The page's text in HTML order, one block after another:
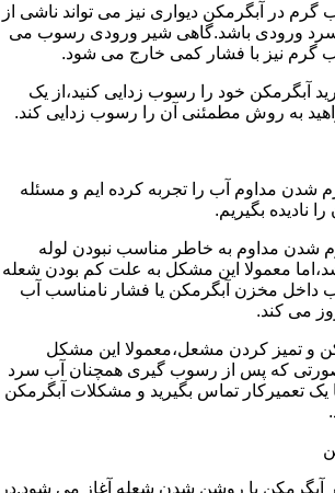
در آبگرمکن دیواری نیز می تواند ناشی از
ورودی باشد.گاهی شیر ورودی رسوب می
گرم نیز با فشار کمی خارج می شود.
آبگرمکن خود را رسوب زدایی کنید،از یک
به روش مطمئنی آن را رسوب زدایی کند.
شدن مداوم آب را تجربه کرده ایم و مسئله
نادیده بگیریم.
مداوم به خاطر مناسب نبودن لوله
معمولا این مشکل به علت کم بودن شعله
داخل مخزن آبگرمکن یا فشار نامناسب آب
می کند.
و تمیز کردن مشعل،معمولا این مشکل
که پس از رسوب گیری همچنان آب سرد
یک تعمیرکار تماس بگیرید و مشکلات آبگرمکن
آبگرمکن با روشن شدن شعله آغاز می شود.در